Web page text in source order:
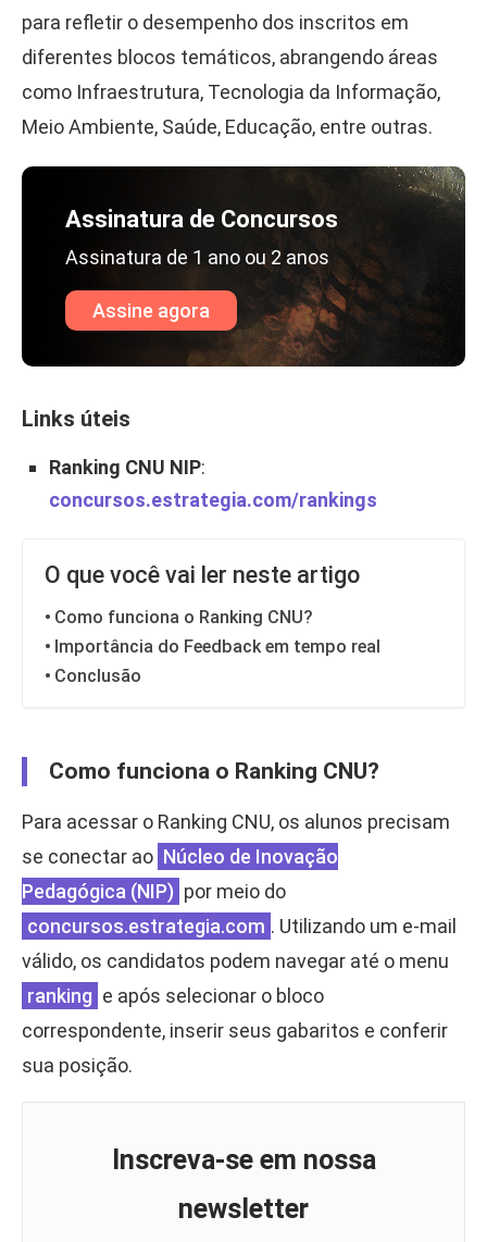
para refletir o desempenho dos inscritos em
diferentes blocos temáticos, abrangendo áreas
como Infraestrutura, Tecnologia da Informação,
Meio Ambiente, Saúde, Educação, entre outras.
Assinatura de Concursos
Assinatura de 1 ano ou 2 anos
Assine agora
Links úteis
Ranking CNU NIP:
concursos.estrategia.com/rankings
O que você vai ler neste artigo
Como funciona o Ranking CNU?
Importância do Feedback em tempo real
Conclusão
Como funciona o Ranking CNU?
Para acessar o Ranking CNU, os alunos precisam
se conectar ao Núcleo de Inovação
Pedagógica (NIP) por meio do
concursos.estrategia.com . Utilizando um e-mail
válido, os candidatos podem navegar até o menu
ranking e após selecionar o bloco
correspondente, inserir seus gabaritos e conferir
sua posição.
Inscreva-se em nossa
newsletter